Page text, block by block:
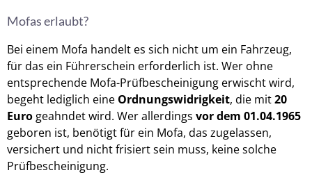
Mofas erlaubt?
Bei einem Mofa handelt es sich nicht um ein Fahrzeug,
für das ein Führerschein erforderlich ist. Wer ohne
entsprechende Mofa-Prüfbescheinigung erwischt wird,
begeht lediglich eine Ordnungswidrigkeit, die mit20
Euro geahndet wird. Wer allerdings vor dem 01.04.1965
geboren ist, benötigt für ein Mofa, das zugelassen,
versichert und nicht frisiert sein muss, keine solche
Prüfbescheinigung.